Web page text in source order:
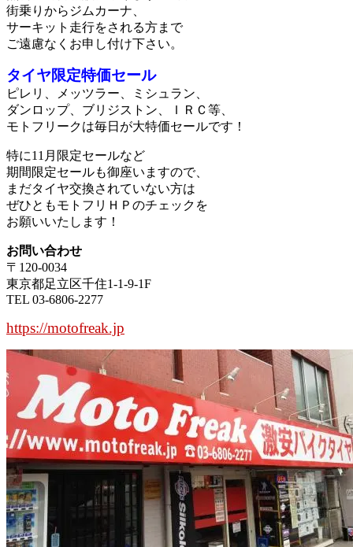
街乗りからジムカーナ、
サーキット走行をされる方まで
ご遠慮なくお申し付け下さい。
タイヤ限定特価セール
ピレリ、メッツラー、ミシュラン、
ダンロップ、ブリジストン、ＩＲＣ等、
モトフリークは毎日が大特価セールです！
特に11月限定セールなど
期間限定セールも御座いますので、
まだタイヤ交換されていない方は
ぜひともモトフリＨＰのチェックを
お願いいたします！
お問い合わせ
〒120-0034
東京都足立区千住1-1-9-1F
TEL 03-6806-2277
https://motofreak.jp